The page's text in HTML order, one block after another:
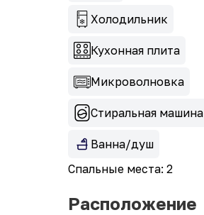
Холодильник
Кухонная плита
Микроволновка
Стиральная машина
Ванна/душ
Спальные места: 2
Расположение